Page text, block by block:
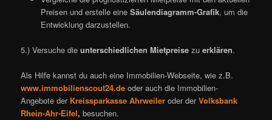
Preisen und erstelle eine Säulendiagramm-Grafik, um die
Entwicklung darzustellen.
5.) Versuche dieunterschiedlichen Mietpreise zuerklären.
Als Hilfe kannst du auch eine Immobilien-Webseite, wie z.B.
www.immobilienscout24.de oder auch die Immobilien-
Angebote der Kreissparkasse Ahrweiler oder derVolksbank
Rhein-Ahr-Eifel,besuchen.